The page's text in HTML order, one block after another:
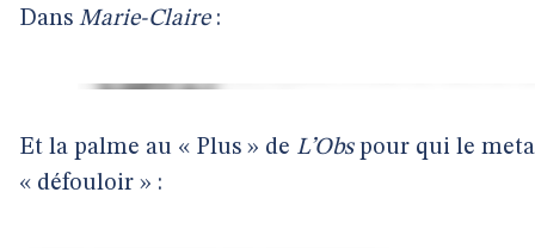
Dans Marie-Claire:
Et la palme au « Plus » de L’Obspour qui le
« défouloir » :